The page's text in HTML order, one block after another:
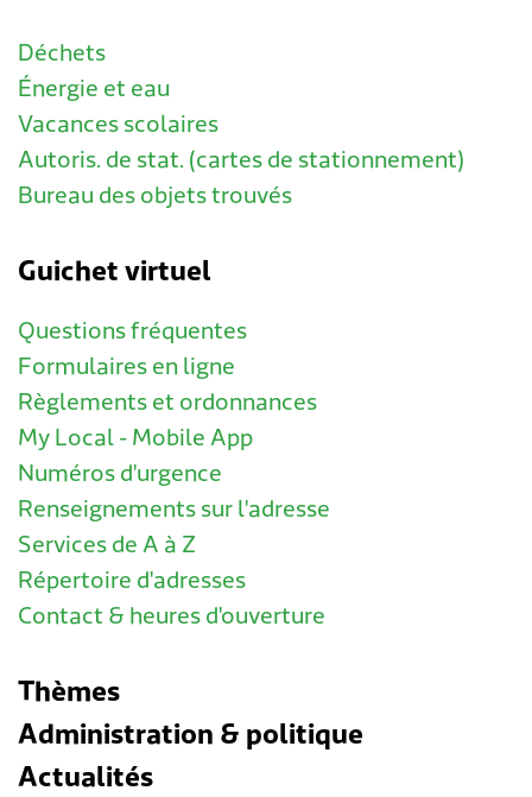
Déchets
Énergie et eau
Vacances scolaires
Autoris. de stat. (cartes de stationnement)
Bureau des objets trouvés
Guichet virtuel
Questions fréquentes
Formulaires en ligne
Règlements et ordonnances
My Local - Mobile App
Numéros d'urgence
Renseignements sur l'adresse
Services de A à Z
Répertoire d'adresses
Contact & heures d'ouverture
Thèmes
Administration & politique
Actualités